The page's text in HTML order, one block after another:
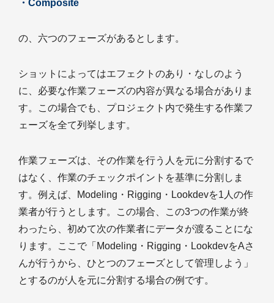
・Composite
の、六つのフェーズがあるとします。
ショットによってはエフェクトのあり・なしのよう
に、必要な作業フェーズの内容が異なる場合がありま
す。この場合でも、プロジェクト内で発生する作業フ
ェーズを全て列挙します。
作業フェーズは、その作業を行う人を元に分割するで
はなく、作業のチェックポイントを基準に分割しま
す。例えば、Modeling・Rigging・Lookdevを1人の作
業者が行うとします。この場合、この3つの作業が終
わったら、初めて次の作業者にデータが渡ることにな
ります。ここで「Modeling・Rigging・LookdevをAさ
んが行うから、ひとつのフェーズとして管理しよう」
とするのが人を元に分割する場合の例です。